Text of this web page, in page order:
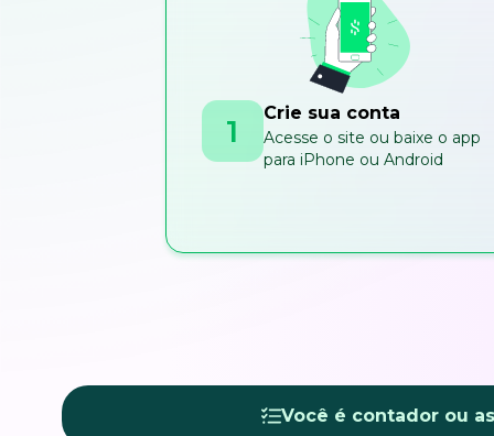
1 Crie sua conta
Acesse o site ou baixe o app
para iPhone ou Android
Você é contador ou